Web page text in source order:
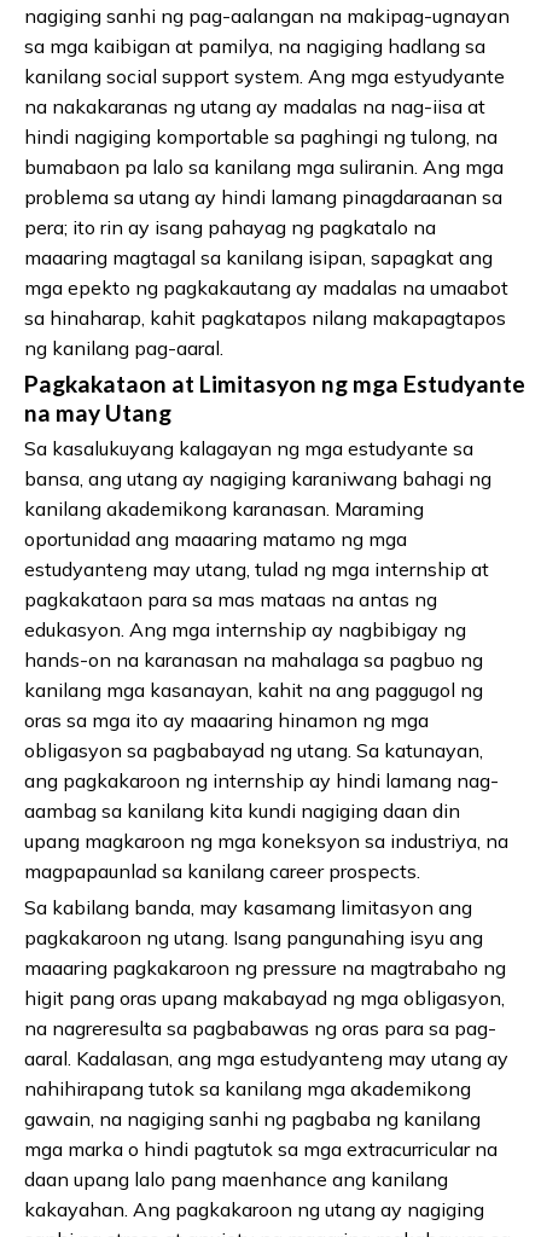
nagiging sanhi ng pag-aalangan na makipag-ugnayan
sa mga kaibigan at pamilya, na nagiging hadlang sa
kanilang social support system. Ang mga estyudyante
na nakakaranas ng utang ay madalas na nag-iisa at
hindi nagiging komportable sa paghingi ng tulong, na
bumabaon pa lalo sa kanilang mga suliranin. Ang mga
problema sa utang ay hindi lamang pinagdaraanan sa
pera; ito rin ay isang pahayag ng pagkatalo na
maaaring magtagal sa kanilang isipan, sapagkat ang
mga epekto ng pagkakautang ay madalas na umaabot
sa hinaharap, kahit pagkatapos nilang makapagtapos
ng kanilang pag-aaral.
Pagkakataon at Limitasyon ng mga Estudyante
na may Utang
Sa kasalukuyang kalagayan ng mga estudyante sa
bansa, ang utang ay nagiging karaniwang bahagi ng
kanilang akademikong karanasan. Maraming
oportunidad ang maaaring matamo ng mga
estudyanteng may utang, tulad ng mga internship at
pagkakataon para sa mas mataas na antas ng
edukasyon. Ang mga internship ay nagbibigay ng
hands-on na karanasan na mahalaga sa pagbuo ng
kanilang mga kasanayan, kahit na ang paggugol ng
oras sa mga ito ay maaaring hinamon ng mga
obligasyon sa pagbabayad ng utang. Sa katunayan,
ang pagkakaroon ng internship ay hindi lamang nag-
aambag sa kanilang kita kundi nagiging daan din
upang magkaroon ng mga koneksyon sa industriya, na
magpapaunlad sa kanilang career prospects.
Sa kabilang banda, may kasamang limitasyon ang
pagkakaroon ng utang. Isang pangunahing isyu ang
maaaring pagkakaroon ng pressure na magtrabaho ng
higit pang oras upang makabayad ng mga obligasyon,
na nagreresulta sa pagbabawas ng oras para sa pag-
aaral. Kadalasan, ang mga estudyanteng may utang ay
nahihirapang tutok sa kanilang mga akademikong
gawain, na nagiging sanhi ng pagbaba ng kanilang
mga marka o hindi pagtutok sa mga extracurricular na
daan upang lalo pang maenhance ang kanilang
kakayahan. Ang pagkakaroon ng utang ay nagiging